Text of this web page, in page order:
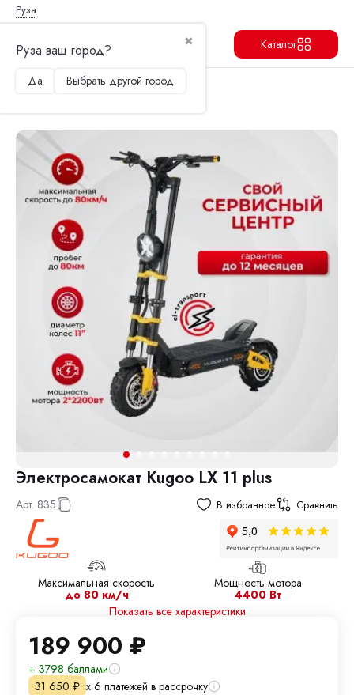
Руза
✖
Руза ваш город?
Да Выбрать другой город
Каталог
Главная Электросамокаты
Kugoo
Электросамокат Kugoo LX 11 plus
Арт. 835 В избранное Сравнить
Максимальная скорость
до 80 км/ч
Мощность мотора
4400 Вт
Показать все характеристики
189 900 ₽
+ 3798 баллами
31 650 ₽ х 6 платежей в рассрочку
Продолжить